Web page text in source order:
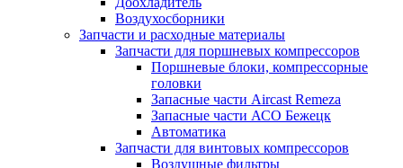
Воздухосборники
Запчасти и расходные материалы
Запчасти для поршневых компрессоров
Поршневые блоки, компрессорные
головки
Запасные части Aircast Remeza
Запасные части АСО Бежецк
Автоматика
Запчасти для винтовых компрессоров
Воздушные фильтры